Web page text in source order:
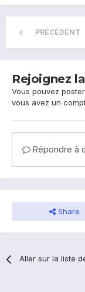
PRÉCÉDENT
Rejoignez
Vous pouvez
vous avez un
Répondre à
Share
Aller sur la liste